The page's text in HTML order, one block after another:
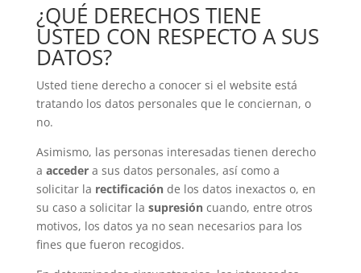
¿QUÉ DERECHOS TIENE
USTED CON RESPECTO A SUS
DATOS?
Usted tiene derecho a conocer si el website está
tratando los datos personales que le conciernan, o
no.
Asimismo, las personas interesadas tienen derecho
a accedera sus datos personales, así como a
solicitar la rectificaciónde los datos inexactos o, en
su caso a solicitar la supresióncuando, entre otros
motivos, los datos ya no sean necesarios para los
fines que fueron recogidos.